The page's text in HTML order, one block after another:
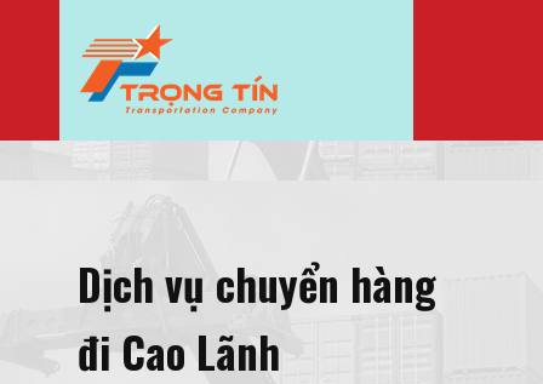
Dịch vụ chuyển hàng
đi Cao Lãnh